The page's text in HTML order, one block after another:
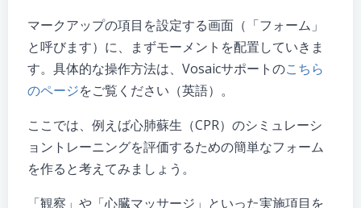
マークアップの項目を設定する画面（「フォーム」
と呼びます）に、まずモーメントを配置していきま
す。具体的な操作方法は、Vosaicサポートのこちら
のページをご覧ください（英語）。
ここでは、例えば心肺蘇生（CPR）のシミュレーシ
ョントレーニングを評価するための簡単なフォーム
を作ると考えてみましょう。
「観察」や「心臓マッサージ」といった実施項目を